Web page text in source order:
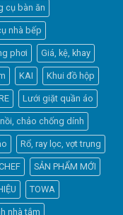
cụ bàn ăn
nhà bếp
phơi Giá, kệ, khay
KAI Khui đồ hộp
Lưới giặt quần áo
chảo chống dính
Rổ, ray lọc, vợt trụng
SẢN PHẨM MỚI
TOWA
nhà tắm
a day